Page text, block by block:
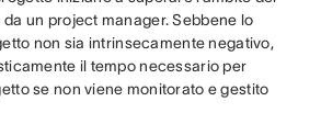
un project manager. Sebbene lo
non sia intrinsecamente negativo,
il tempo necessario per
se non viene monitorato e gestito